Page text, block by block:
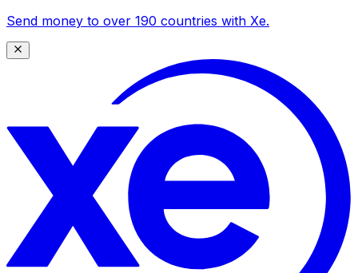
Send money to over 190 countries with Xe.